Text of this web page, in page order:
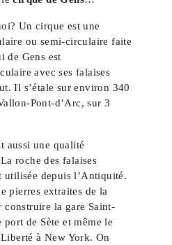
Un cirque est une
ou semi-circulaire faite
de Gens est
avec ses falaises
Il s’étale sur environ 340
Pont-d’Arc, sur 3
aussi une qualité
roche des falaises
utilisée depuis l’Antiquité.
pierres extraites de la
construire la gare Saint-
de Sète et même le
à New York. On